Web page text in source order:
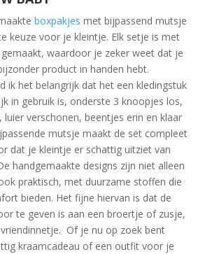
boxpakjes met bijpassend mutsje
keuze voor je kleintje. Elk setje is met
waardoor je zeker weet dat je
product in handen hebt.
ik het belangrijk dat het een kledingstuk
in gebruik is, onderste 3 knoopjes los,
luier verschonen, beentjes erin en klaar
mutsje maakt de set compleet
dat je kleintje er schattig uitziet van
handgemaakte designs zijn niet alleen
praktisch, met duurzame stoffen die
bieden. Het fijne hiervan is dat de
te geven is aan een broertje of zusje,
Of je nu op zoek bent
kraamcadeau of een outfit voor je